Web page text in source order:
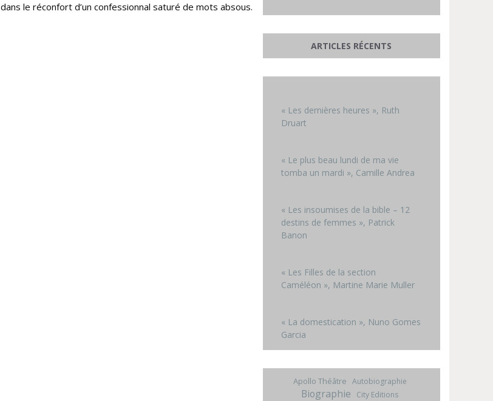
dans le réconfort d’un confessionnal saturé de mots absous.
ARTICLES RÉCENTS
« Les dernières heures », Ruth
Druart
« Le plus beau lundi de ma vie
tomba un mardi », Camille Andrea
« Les insoumises de la bible – 12
destins de femmes », Patrick
Banon
« Les Filles de la section
Caméléon », Martine Marie Muller
« La domestication », Nuno Gomes
Garcia
Apollo Théâtre Autobiographie
Biographie City Editions